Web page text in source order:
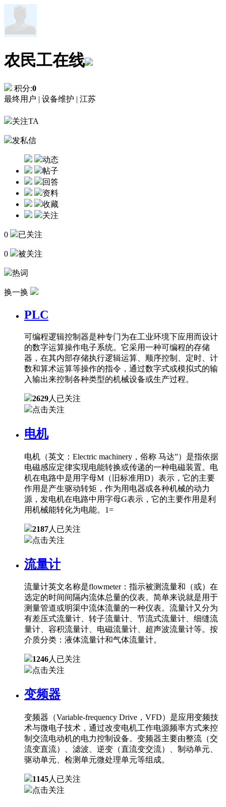
农民工在线
积分:0
最终用户 | 设备维护 | 江苏
关注TA
发私信
动态
帖子
回答
资料
收藏
关注
0 已关注
0 被关注
热词
换一换
PLC
可编程逻辑控制器是种专门为在工业环境下应用而设计
的数字运算操作电子系统。它采用一种可编程的存储
器，在其内部存储执行逻辑运算、顺序控制、定时、计
数和算术运算等操作的指令，通过数字式或模拟式的输
入输出来控制各种类型的机械设备或生产过程。
2629人已关注
点击关注
电机
电机（英文：Electric machinery，俗称 马达”）是指依据
电磁感应定律实现电能转换或传递的一种电磁装置。电
机在电路中是用字母M（旧标准用D）表示，它的主要
作用是产生驱动转矩，作为用电器或各种机械的动力
源，发电机在电路中用字母G表示，它的主要作用是利
用机械能转化为电能。1=
2187人已关注
点击关注
流量计
流量计英文名称是flowmeter：指示被测流量和（或）在
选定的时间间隔内流体总量的仪表。简单来说就是用于
测量管道或明渠中流体流量的一种仪表。流量计又分为
有差压式流量计、转子流量计、节流式流量计、细缝流
量计、容积流量计、电磁流量计、超声波流量计等。按
介质分类：液体流量计和气体流量计。
1246人已关注
点击关注
变频器
变频器（Variable-frequency Drive，VFD）是应用变频技
术与微电子技术，通过改变电机工作电源频率方式来控
制交流电动机的电力控制设备。变频器主要由整流（交
流变直流）、滤波、逆变（直流变交流）、制动单元、
驱动单元、检测单元微处理单元等组成。
1145人已关注
点击关注